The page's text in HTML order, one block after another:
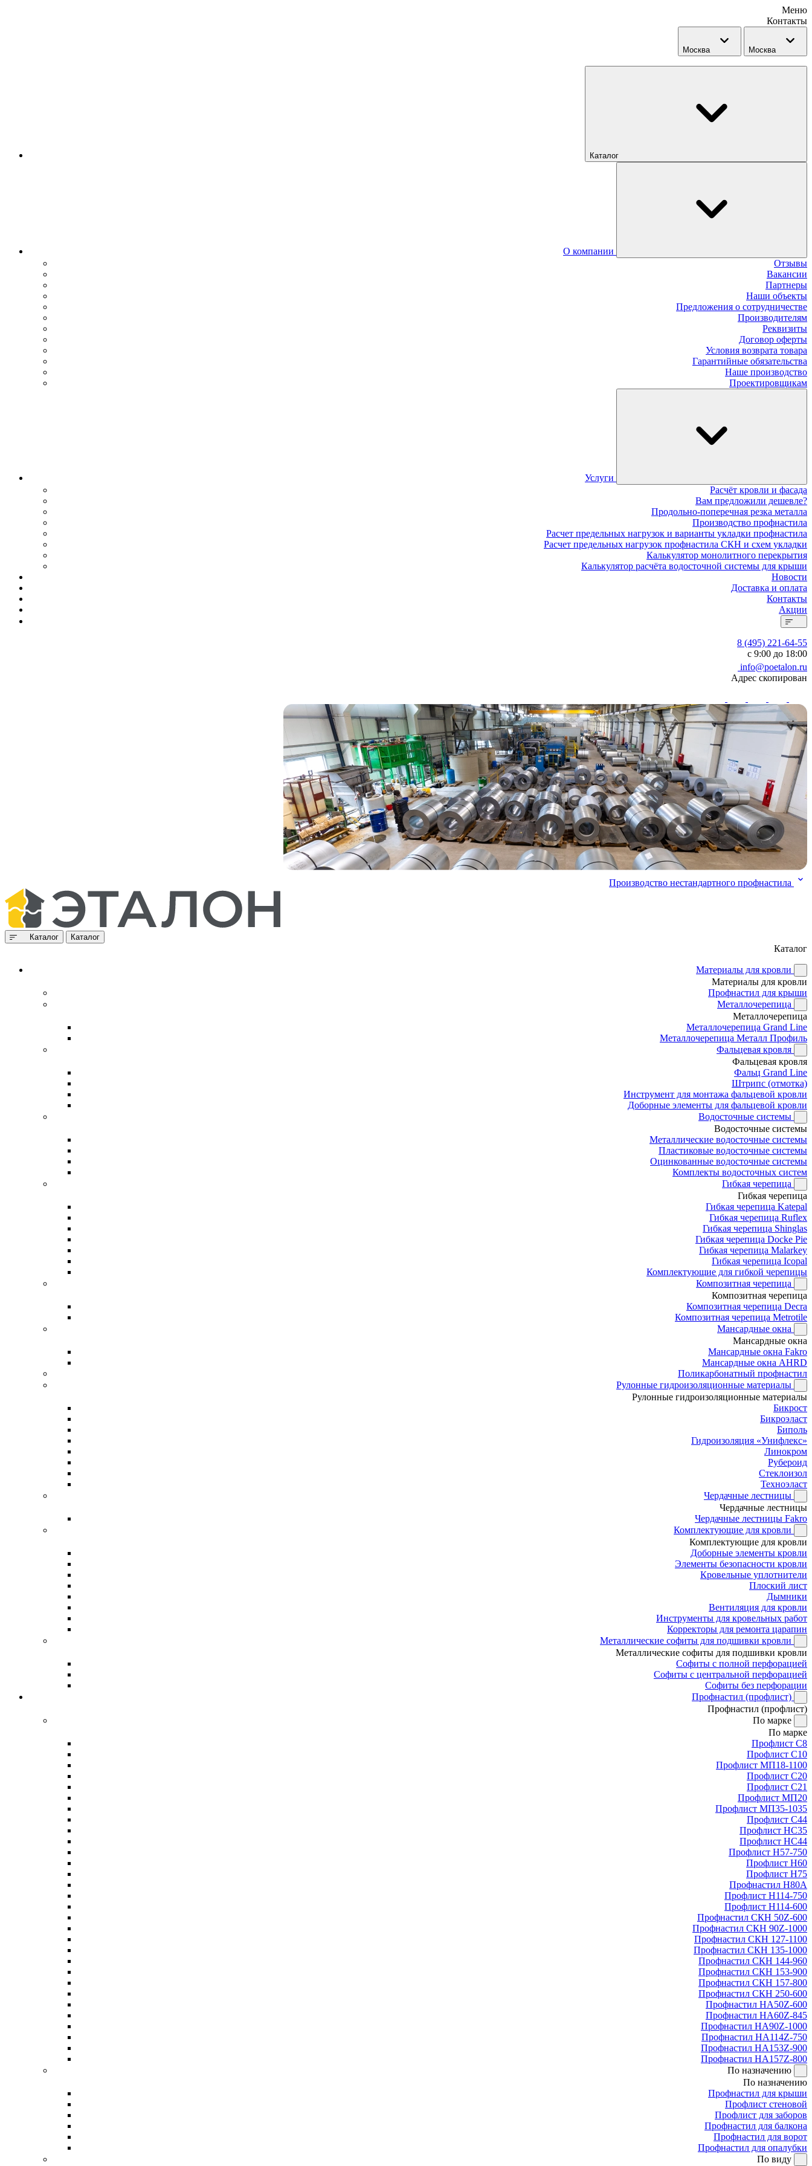
Меню
Контакты
Москва Москва
Каталог
О компании
Отзывы
Вакансии
Партнеры
Наши объекты
Предложения о сотрудничестве
Производителям
Реквизиты
Договор оферты
Условия возврата товара
Гарантийные обязательства
Наше производство
Проектировщикам
Услуги
Расчёт кровли и фасада
Вам предложили дешевле?
Продольно-поперечная резка металла
Производство профнастила
Расчет предельных нагрузок и варианты укладки профнастила
Расчет предельных нагрузок профнастила СКН и схем укладки
Калькулятор монолитного перекрытия
Калькулятор расчёта водосточной системы для крыши
Новости
Доставка и оплата
Контакты
Акции
8 (495) 221-64-55
с 9:00 до 18:00
info@poetalon.ru
Адрес скопирован
Производство нестандартного профнастила
Каталог Каталог
Каталог
Материалы для кровли
Материалы для кровли
Профнастил для крыши
Металлочерепица
Металлочерепица
Металлочерепица Grand Line
Металлочерепица Металл Профиль
Фальцевая кровля
Фальцевая кровля
Фальц Grand Line
Штрипс (отмотка)
Инструмент для монтажа фальцевой кровли
Доборные элементы для фальцевой кровли
Водосточные системы
Водосточные системы
Металлические водосточные системы
Пластиковые водосточные системы
Оцинкованные водосточные системы
Комплекты водосточных систем
Гибкая черепица
Гибкая черепица
Гибкая черепица Katepal
Гибкая черепица Ruflex
Гибкая черепица Shinglas
Гибкая черепица Docke Pie
Гибкая черепица Malarkey
Гибкая черепица Icopal
Комплектующие для гибкой черепицы
Композитная черепица
Композитная черепица
Композитная черепица Decra
Композитная черепица Metrotile
Мансардные окна
Мансардные окна
Мансардные окна Fakro
Мансардные окна AHRD
Поликарбонатный профнастил
Рулонные гидроизоляционные материалы
Рулонные гидроизоляционные материалы
Бикрост
Бикроэласт
Биполь
Гидроизоляция «Унифлекс»
Линокром
Рубероид
Стеклоизол
Техноэласт
Чердачные лестницы
Чердачные лестницы
Чердачные лестницы Fakro
Комплектующие для кровли
Комплектующие для кровли
Доборные элементы кровли
Элементы безопасности кровли
Кровельные уплотнители
Плоский лист
Дымники
Вентиляция для кровли
Инструменты для кровельных работ
Корректоры для ремонта царапин
Металлические софиты для подшивки кровли
Металлические софиты для подшивки кровли
Софиты с полной перфорацией
Софиты с центральной перфорацией
Софиты без перфорации
Профнастил (профлист)
Профнастил (профлист)
По марке
По марке
Профлист С8
Профлист С10
Профлист МП18-1100
Профлист С20
Профлист С21
Профлист МП20
Профлист МП35-1035
Профлист С44
Профлист НС35
Профлист НС44
Профлист Н57-750
Профлист Н60
Профлист Н75
Профнастил Н80А
Профлист Н114-750
Профлист Н114-600
Профнастил СКН 50Z-600
Профнастил СКН 90Z-1000
Профнастил СКН 127-1100
Профнастил СКН 135-1000
Профнастил СКН 144-960
Профнастил СКН 153-900
Профнастил СКН 157-800
Профнастил СКН 250-600
Профнастил НА50Z-600
Профнастил НА60Z-845
Профнастил НА90Z-1000
Профнастил НА114Z-750
Профнастил НА153Z-900
Профнастил НА157Z-800
По назначению
По назначению
Профнастил для крыши
Профлист стеновой
Профлист для заборов
Профнастил для балкона
Профнастил для ворот
Профнастил для опалубки
По виду